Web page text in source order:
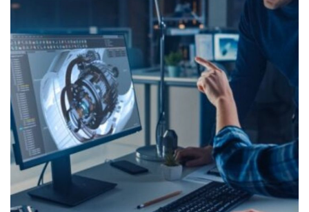
Pilote MOA Equipement
OFFRES D'EMPLOI